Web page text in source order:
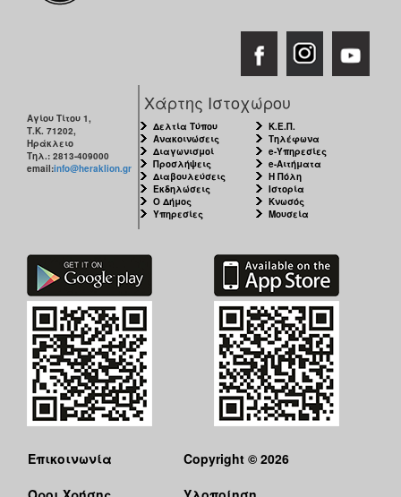
ΑΝΘΕΚΤΙΚΗ
Αγίου Τίτου 1,
Τ.Κ. 71202,
Ηράκλειο
Τηλ.: 2813-409000
email:info@heraklion.gr
Χάρτης Ιστοχώρου
Δελτία Τύπου
Ανακοινώσεις
Διαγωνισμοί
Προσλήψεις
Διαβουλεύσεις
Εκδηλώσεις
Ο Δήμος
Υπηρεσίες
Κ.Ε.Π.
Τηλέφωνα
e-Υπηρεσίες
e-Αιτήματα
Η Πόλη
Ιστορία
Κνωσός
Μουσεία
Επικοινωνία
Copyright © 2026